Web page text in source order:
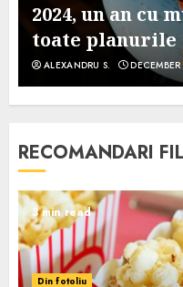
2024, un an cu
toate planurile
ALEXANDRU S.
RECOMANDARI
3 min read
Din fotoliu